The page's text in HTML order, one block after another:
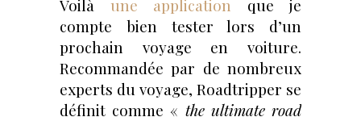
Voilà une application que je
compte bien tester lors d’un
prochain voyage en voiture.
Recommandée par de nombreux
experts du voyage, Roadtripper se
définit comme « the ultimate road